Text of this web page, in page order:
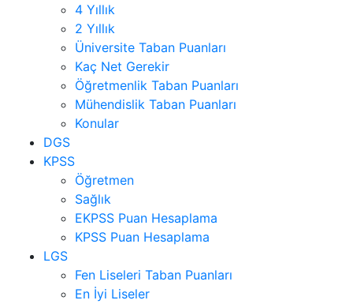
4 Yıllık
2 Yıllık
Üniversite Taban Puanları
Kaç Net Gerekir
Öğretmenlik Taban Puanları
Mühendislik Taban Puanları
Konular
DGS
KPSS
Öğretmen
Sağlık
EKPSS Puan Hesaplama
KPSS Puan Hesaplama
LGS
Fen Liseleri Taban Puanları
En İyi Liseler